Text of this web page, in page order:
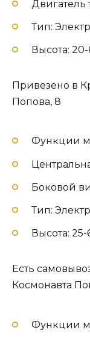
Двигатель
Тип:
Высота:
Привезено в
Попова, 8
Функции
Боковой
Тип:
Высота:
Есть
Космонавта
Функции